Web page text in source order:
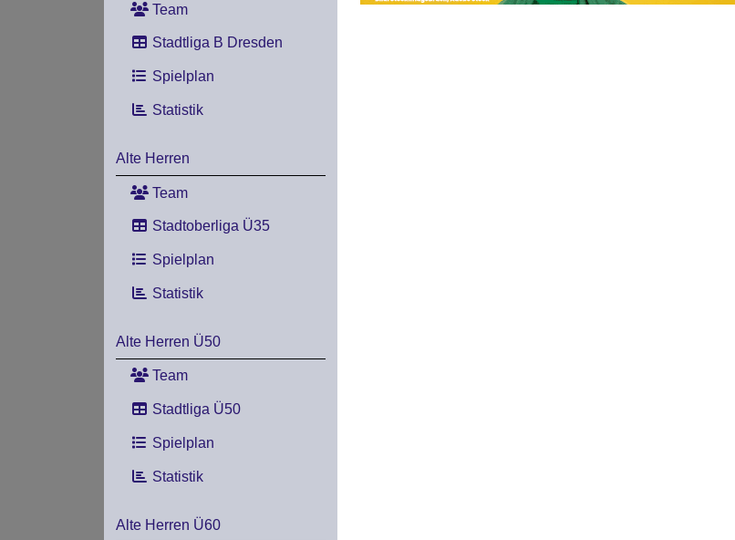
Team
Stadtliga B Dresden
Spielplan
Statistik
Alte Herren
Team
Stadtoberliga Ü35
Spielplan
Statistik
Alte Herren Ü50
Team
Stadtliga Ü50
Spielplan
Statistik
Alte Herren Ü60